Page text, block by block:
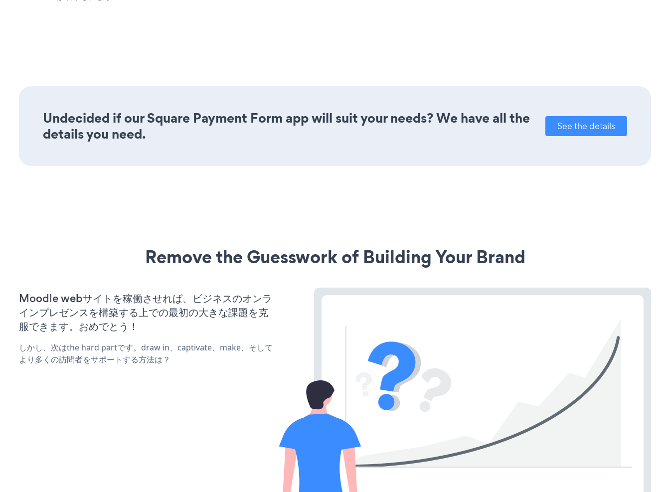
Undecided if our Square Payment Form app will suit your needs? We have all the
details you need.
See the details
Remove the Guesswork of Building Your Brand
Moodle webサイトを稼働させれば、ビジネスのオンラ
インプレゼンスを構築する上での最初の大きな課題を克
服できます。おめでとう！
しかし、次はthe hard partです。draw in、captivate、make、そして
より多くの訪問者をサポートする方法は？